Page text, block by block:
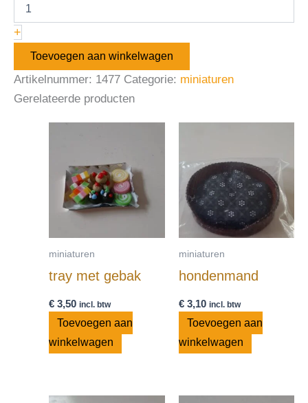
+
Toevoegen aan winkelwagen
Artikelnummer: 1477 Categorie: miniaturen
Gerelateerde producten
miniaturen
tray met gebak
€ 3,50 incl. btw
Toevoegen aan
winkelwagen
miniaturen
hondenmand
€3,10 incl. btw
Toevoegen aan
winkelwagen